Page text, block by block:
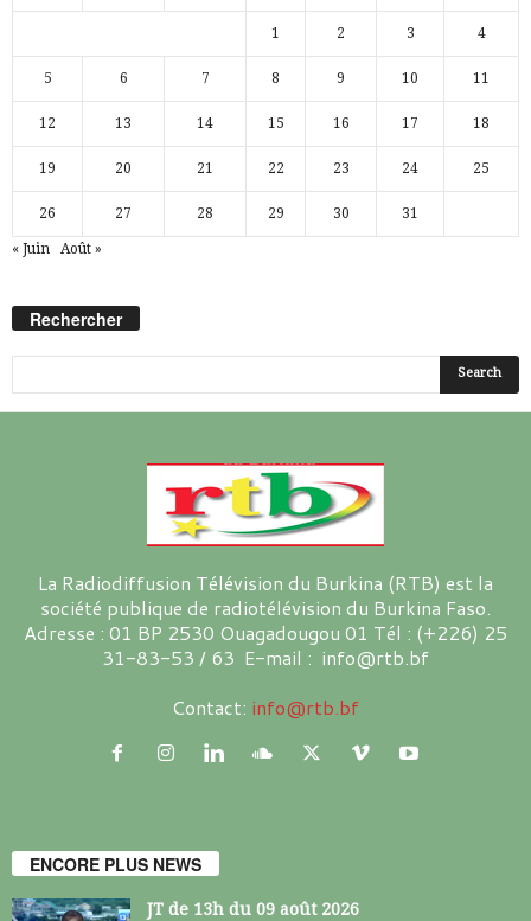
1 2 3 4
5 6 7 8 9 10 11
12 13 14 15 16 17 18
19 20 21 22 23 24 25
26 27 28 29 30 31
« Juin Août »
Rechercher
La Radiodiffusion Télévision du Burkina (RTB) est la
société publique de radiotélévision du Burkina Faso.
Adresse : 01 BP 2530 Ouagadougou 01 Tél : (+226) 25
31-83-53 / 63 E-mail : info@rtb.bf
Contact: info@rtb.bf
ENCORE PLUS NEWS
JT de 13h du 09 août 2026